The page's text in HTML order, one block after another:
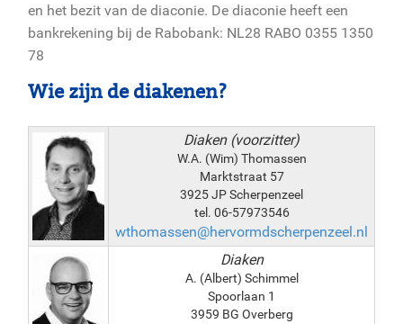
en het bezit van de diaconie. De diaconie heeft een
bankrekening bij de Rabobank: NL28 RABO 0355 1350
78
Wie zijn de diakenen?
Diaken (voorzitter)
W.A. (Wim) Thomassen
Marktstraat 57
3925 JP Scherpenzeel
tel. 06-57973546
wthomassen@hervormdscherpenzeel.nl
Diaken
A. (Albert) Schimmel
Spoorlaan 1
3959 BG Overberg